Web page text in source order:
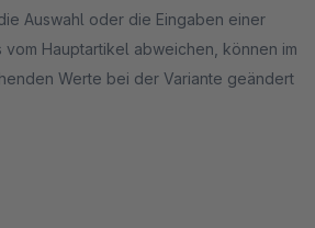
Auswahl oder die Eingaben einer
vom Hauptartikel abweichen, können im
Werte bei der Variante geändert